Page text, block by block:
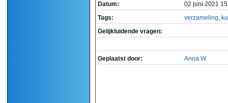
Datum:
02 juni 2021
Tags:
verzameling,
Gelijkluidende vragen:
Geplaatst door: Anna W